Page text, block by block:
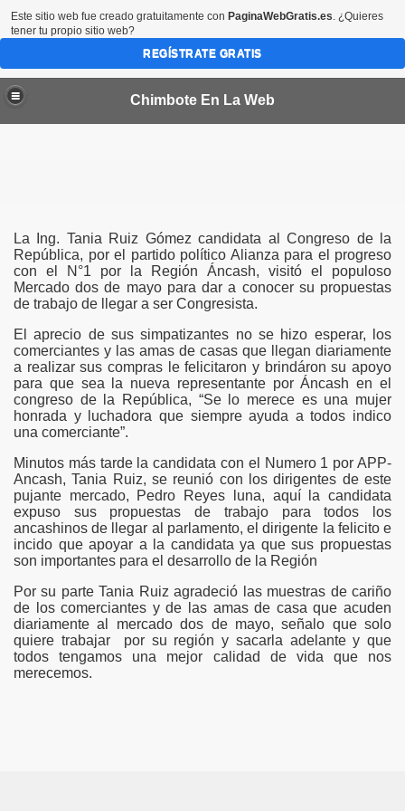
Chimbote En La Web
La Ing. Tania Ruiz Gómez candidata al Congreso de la
República, por el partido político Alianza para el progreso
con el N°1 por la Región Áncash, visitó el populoso
Mercado dos de mayo para dar a conocer su propuestas
de trabajo de llegar a ser Congresista.
El aprecio de sus simpatizantes no se hizo esperar, los
comerciantes y las amas de casas que llegan diariamente
a realizar sus compras le felicitaron y brindáron su apoyo
para que sea la nueva representante por Áncash en el
congreso de la República, “Se lo merece es una mujer
honrada y luchadora que siempre ayuda a todos indico
una comerciante”.
Minutos más tarde la candidata con el Numero 1 por APP-
Ancash, Tania Ruiz, se reunió con los dirigentes de este
pujante mercado, Pedro Reyes luna, aquí la candidata
expuso sus propuestas de trabajo para todos los
ancashinos de llegar al parlamento, el dirigente la felicito e
incido que apoyar a la candidata ya que sus propuestas
son importantes para el desarrollo de la Región
Por su parte Tania Ruiz agradeció las muestras de cariño
de los comerciantes y de las amas de casa que acuden
diariamente al mercado dos de mayo, señalo que solo
quiere trabajar por su región y sacarla adelante y que
todos tengamos una mejor calidad de vida que nos
merecemos.
VALORIZADOS EN MEDIO MILLON DE SOLES
en EEUU
Chimbote
DEL PERU
mercado hace 10 meses
encuesta
39%
PRESIDENTES Y VICEPRESIDENTES REGIONALES
Este sitio web fue creado gratuitamente con PaginaWebGratis.es. ¿Quieres
tener tu propio sitio web?
REGÍSTRATE GRATIS